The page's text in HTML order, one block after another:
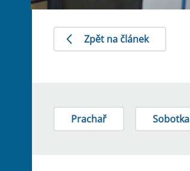
Zpět na článek
Prachař Sobotka